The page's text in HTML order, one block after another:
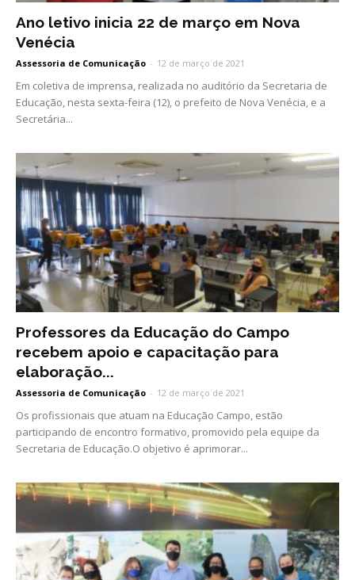
Ano letivo inicia 22 de março em Nova
Venécia
Assessoria de Comunicação - 12 de março de 2021
Em coletiva de imprensa, realizada no auditório da Secretaria de
Educação, nesta sexta-feira (12), o prefeito de Nova Venécia, e a
Secretária...
Professores da Educação do Campo
recebem apoio e capacitação para
elaboração...
Assessoria de Comunicação - 12 de março de 2021
Os profissionais que atuam na Educação Campo, estão
participando de encontro formativo, promovido pela equipe da
Secretaria de Educação.O objetivo é aprimorar...